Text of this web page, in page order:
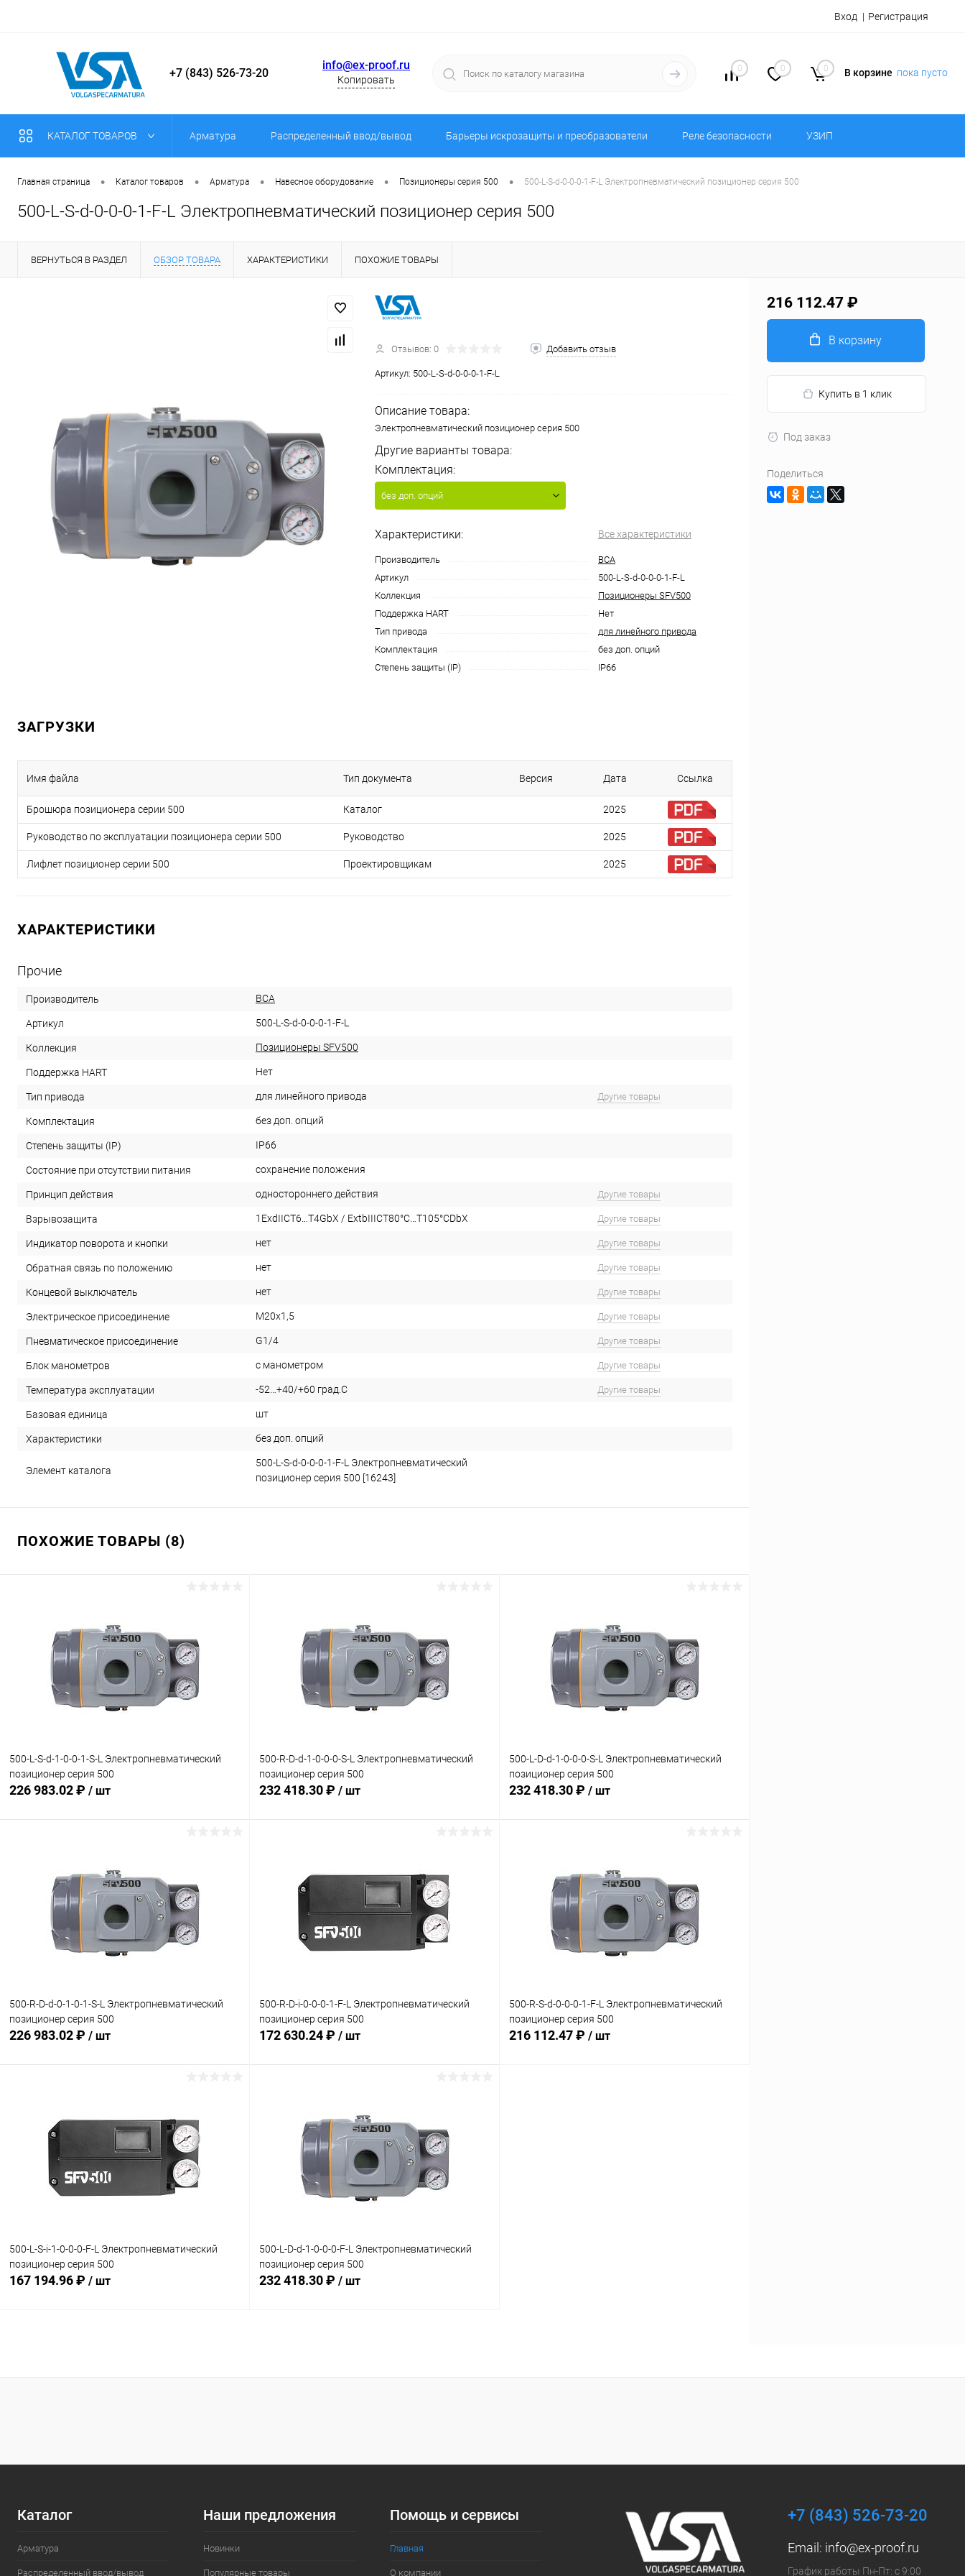
Вход Регистрация
+7 (843) 526-73-20
info@ex-proof.ru
Копировать
0 0 0 В корзине пока пусто
КАТАЛОГ ТОВАРОВ Арматура Распределенный ввод/вывод Барьеры искрозащиты и преобразователи Реле безопасности УЗИП
Главная страница • Каталог товаров • Арматура • Навесное оборудование • Позиционеры серия 500 • 500-L-S-d-0-0-0-1-F-L Электропневматический позиционер серия 500
500-L-S-d-0-0-0-1-F-L Электропневматический позиционер серия 500
ВЕРНУТЬСЯ В РАЗДЕЛ ОБЗОР ТОВАРА ХАРАКТЕРИСТИКИ ПОХОЖИЕ ТОВАРЫ
Отзывов: 0 Добавить отзыв
Артикул: 500-L-S-d-0-0-0-1-F-L
Описание товара:
Электропневматический позиционер серия 500
Другие варианты товара:
Комплектация:
без доп. опций
Характеристики: Все характеристики
Производитель
ВСА
Артикул
500-L-S-d-0-0-0-1-F-L
Коллекция
Позиционеры SFV500
Поддержка HART
Нет
Тип привода
для линейного привода
Комплектация
без доп. опций
Степень защиты (IP)
IP66
ЗАГРУЗКИ
Имя файла Тип документа Версия Дата Ссылка
Брошюра позиционера серии 500 Каталог 2025
Руководство по эксплуатации позиционера серии 500 Руководство 2025
Лифлет позиционер серии 500 Проектировщикам 2025
ХАРАКТЕРИСТИКИ
Прочие
Производитель ВСА
Артикул 500-L-S-d-0-0-0-1-F-L
Коллекция Позиционеры SFV500
Поддержка HART Нет
Тип привода для линейного привода Другие товары
Комплектация без доп. опций
Степень защиты (IP) IP66
Состояние при отсутствии питания сохранение положения
Принцип действия одностороннего действия Другие товары
Взрывозащита 1ExdIICT6…T4GbX / ExtbIIICT80°C…T105°CDbX Другие товары
Индикатор поворота и кнопки нет Другие товары
Обратная связь по положению нет Другие товары
Концевой выключатель нет Другие товары
Электрическое присоединение M20x1,5 Другие товары
Пневматическое присоединение G1/4 Другие товары
Блок манометров с манометром Другие товары
Температура эксплуатации -52…+40/+60 град.С Другие товары
Базовая единица шт
Характеристики без доп. опций
Элемент каталога
500-L-S-d-0-0-0-1-F-L Электропневматический
позиционер серия 500 [16243]
ПОХОЖИЕ ТОВАРЫ (8)
500-L-S-d-1-0-0-1-S-L Электропневматический
позиционер серия 500
226 983.02 ₽ / шт
Купить в 1 клик Сравнение
В избранное Под заказ
Комплектация:
500-R-D-d-1-0-0-0-S-L Электропневматический
позиционер серия 500
232 418.30 ₽ / шт
Купить в 1 клик Сравнение
В избранное Под заказ
Комплектация:
500-L-D-d-1-0-0-0-S-L Электропневматический
позиционер серия 500
232 418.30 ₽ / шт
Купить в 1 клик Сравнение
В избранное Под заказ
Комплектация:
500-R-D-d-0-1-0-1-S-L Электропневматический
позиционер серия 500
226 983.02 ₽ / шт
Купить в 1 клик Сравнение
В избранное Под заказ
Комплектация:
500-R-D-i-0-0-0-1-F-L Электропневматический
позиционер серия 500
172 630.24 ₽ / шт
Купить в 1 клик Сравнение
В избранное Под заказ
Комплектация:
500-R-S-d-0-0-0-1-F-L Электропневматический
позиционер серия 500
216 112.47 ₽ / шт
500-L-S-i-1-0-0-0-F-L Электропневматический
позиционер серия 500
167 194.96 ₽ / шт
Купить в 1 клик Сравнение
500-L-D-d-1-0-0-0-F-L Электропневматический
позиционер серия 500
232 418.30 ₽ / шт
Купить в 1 клик Сравнение
216 112.47 ₽
В корзину
Купить в 1 клик
Под заказ
Поделиться
Каталог
Арматура
Распределенный ввод/вывод
Наши предложения
Новинки
Популярные товары
Помощь и сервисы
Главная
О компании
+7 (843) 526-73-20
Email: info@ex-proof.ru
График работы Пн-Пт: с 9:00